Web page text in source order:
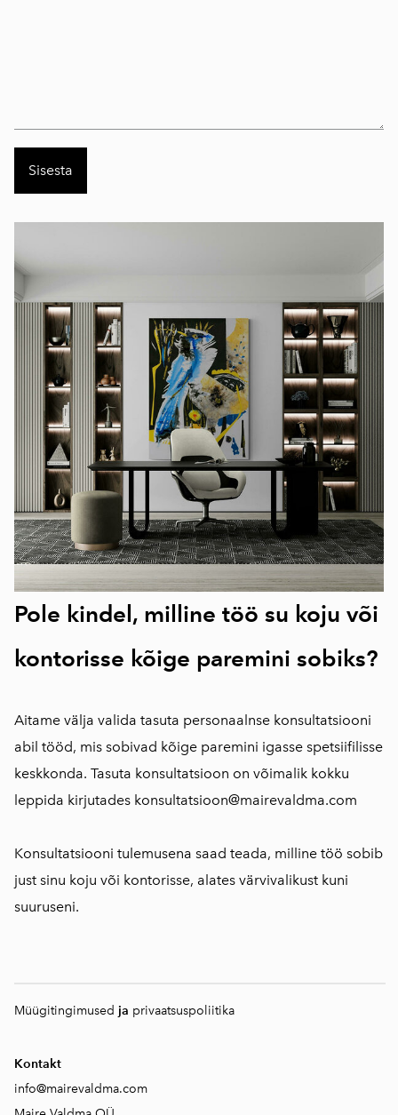
Pole kindel, milline töö su koju või
kontorisse kõige paremini sobiks?
Aitame välja valida tasuta personaalnse konsultatsiooni
abil tööd, mis sobivad kõige paremini igasse spetsiifilisse
keskkonda. Tasuta konsultatsioon on võimalik kokku
leppida kirjutades konsultatsioon@mairevaldma.com
Konsultatsiooni tulemusena saad teada, milline töö sobib
just sinu koju või kontorisse, alates värvivalikust kuni
suuruseni.
Müügitingimused ja privaatsuspoliitika
Kontakt
info@mairevaldma.com